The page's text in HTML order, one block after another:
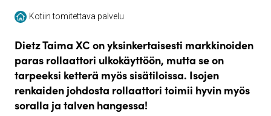
Kotiin tomitettava palvelu
Dietz Taima XC on yksinkertaisesti markkinoiden
paras rollaattori ulkokäyttöön, mutta se on
tarpeeksi ketterä myös sisätiloissa. Isojen
renkaiden johdosta rollaattori toimii hyvin myös
soralla ja talven hangessa!